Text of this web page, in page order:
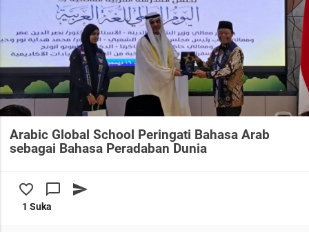
Arabic Global School Peringati Bahasa Arab
sebagai Bahasa Peradaban Dunia
favorite_border chat_bubble_outline send
1 Suka